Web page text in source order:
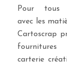
Pour
avec les
Cartoscrap
carterie